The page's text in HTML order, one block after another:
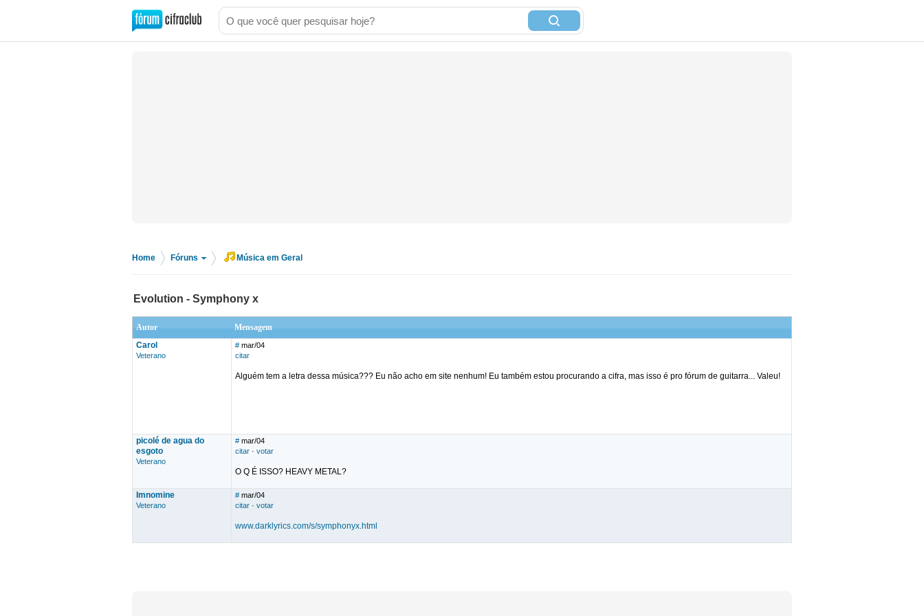
Home Fóruns Música em Geral
Evolution - Symphony x
Autor
Mensagem
Carol
Veterano
# mar/04
citar
Alguém tem a letra dessa música??? Eu não acho em site nenhum! Eu também estou procurando a cifra, mas isso é pro fórum de guitarra... Valeu!
picolé de agua do
esgoto
Veterano
# mar/04
citar · votar
O Q É ISSO? HEAVY METAL?
Imnomine
Veterano
# mar/04
citar · votar
www.darklyrics.com/s/symphonyx.html